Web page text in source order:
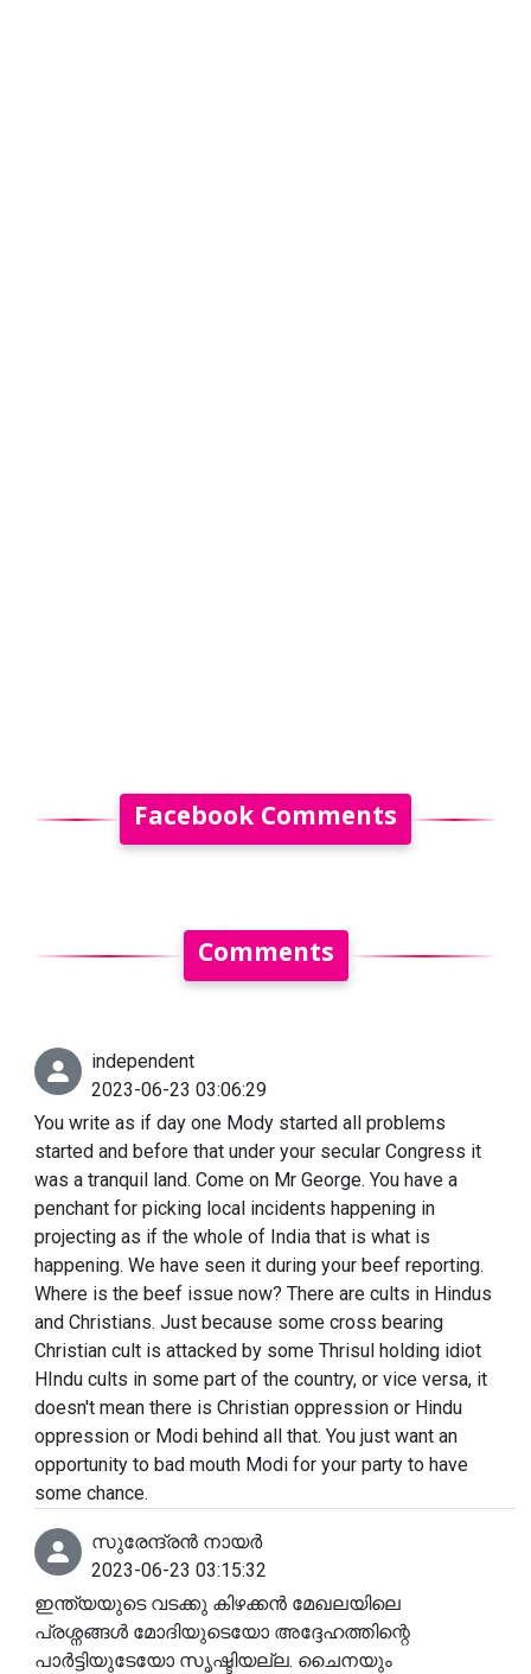
Facebook Comments
Comments
independent
2023-06-23 03:06:29
You write as if day one Mody started all problems
started and before that under your secular Congress it
was a tranquil land. Come on Mr George. You have a
penchant for picking local incidents happening in
projecting as if the whole of India that is what is
happening. We have seen it during your beef reporting.
Where is the beef issue now? There are cults in Hindus
and Christians. Just because some cross bearing
Christian cult is attacked by some Thrisul holding idiot
HIndu cults in some part of the country, or vice versa, it
doesn't mean there is Christian oppression or Hindu
oppression or Modi behind all that. You just want an
opportunity to bad mouth Modi for your party to have
some chance.
സുരേന്ദ്രൻ നായർ
2023-06-23 03:15:32
ഇന്ത്യയുടെ വടക്കു കിഴക്കൻ മേഖലയിലെ
പ്രശ്നങ്ങൾ മോദിയുടെയോ അദ്ദേഹത്തിന്റെ
പാർട്ടിയുടേയോ സൃഷ്ടിയല്ല. ചൈനയും